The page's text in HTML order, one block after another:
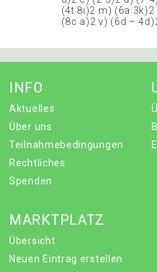
(4t 8i)2 m) (6a
(8c a)2 v) (6d –
INFO
Aktuelles
Über uns
Teilnahmebedingungen
Rechtliches
Spenden
MARKTPLATZ
Übersicht
Neuen Eintrag erstellen